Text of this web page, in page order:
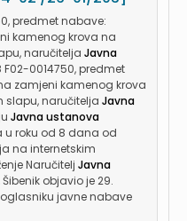
predmet nabave:
kamenog krova na
naručitelja Javna
0014750, predmet
zamjeni kamenog krova
slapu, naručitelja Javna
Javna ustanova
u roku od 8 dana od
na internetskim
Naručitelj Javna
objavio je 29.
javne nabave